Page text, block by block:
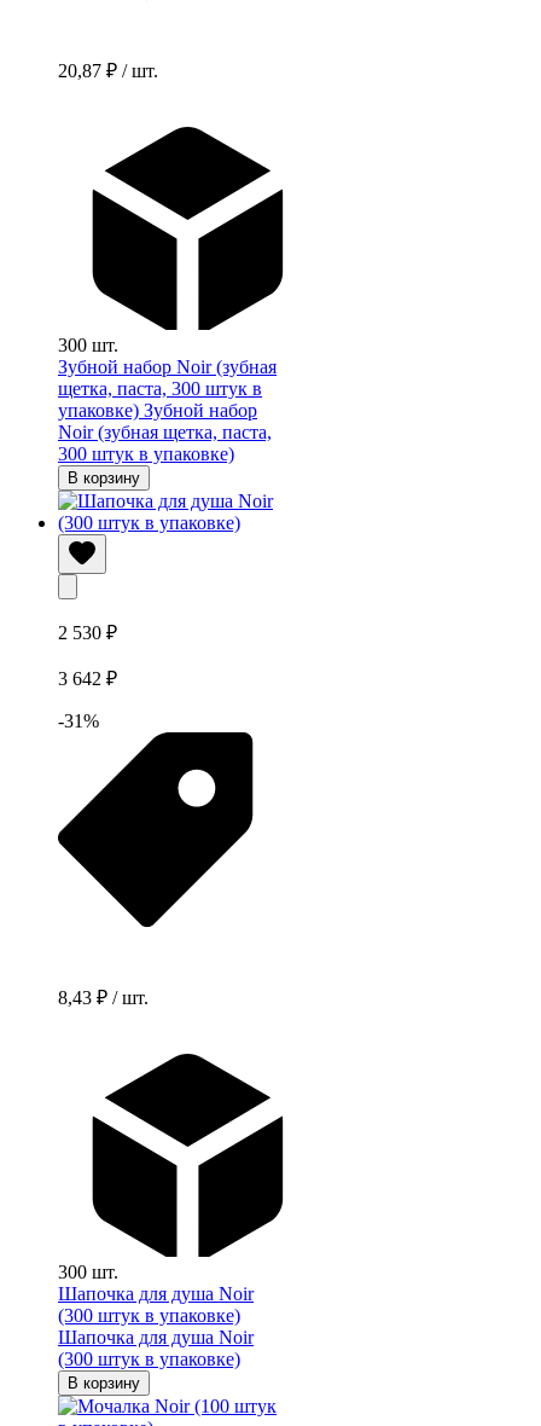
20,87 ₽ / шт.
300 шт.
Зубной набор Noir (зубная
щетка, паста, 300 штук в
упаковке) Зубной набор
Noir (зубная щетка, паста,
300 штук в упаковке)
В корзину
2 530 ₽
3 642 ₽
-31%
8,43 ₽ / шт.
300 шт.
Шапочка для душа Noir
(300 штук в упаковке)
Шапочка для душа Noir
(300 штук в упаковке)
В корзину